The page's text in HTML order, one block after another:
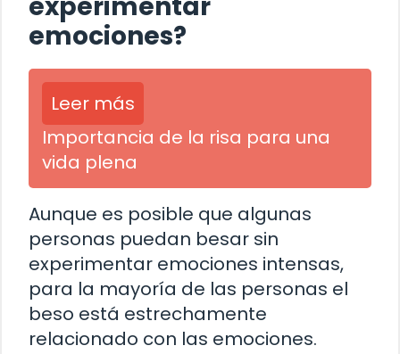
emociones?
Leer más
Importancia de la risa para una
vida plena
Aunque es posible que algunas
personas puedan besar sin
experimentar emociones intensas,
para la mayoría de las personas el
beso está estrechamente
relacionado con las emociones.